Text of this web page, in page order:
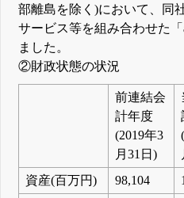
部離島を除く)において、同
サービス等を組み合わせた
ました。
②財政状態の状況
前連結会
計年度
(2019年3
月31日)
資産(百万円)
98,104